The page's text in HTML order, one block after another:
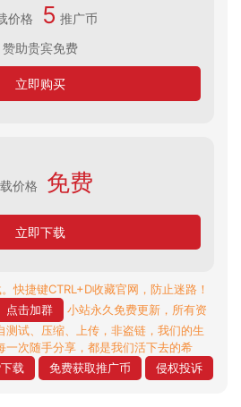
价格 5 推广币
赞助贵宾免费
立即购买
价格 免费
立即下载
快捷键CTRL+D收藏官网，防止迷路！
点击加群
小站永久免费更新，所有资
测试、压缩、上传，非盗链，我们的生
一次随手分享，都是我们活下去的希
载 免费获取推广币 侵权投诉